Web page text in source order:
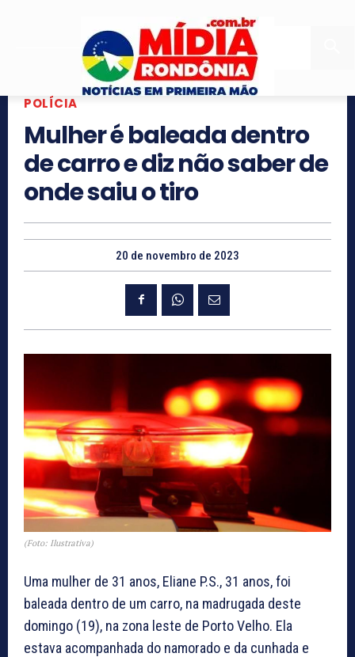
POLÍCIA
Mulher é baleada dentro
de carro e diz não saber de
onde saiu o tiro
20 de novembro de 2023
(Foto: Ilustrativa)
Uma mulher de 31 anos, Eliane P.S., 31 anos, foi
baleada dentro de um carro, na madrugada deste
domingo (19), na zona leste de Porto Velho. Ela
estava acompanhada do namorado e da cunhada e